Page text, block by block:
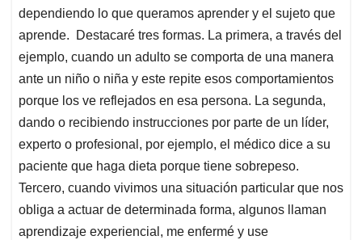
dependiendo lo que queramos aprender y el sujeto que
aprende. Destacaré tres formas. La primera, a través del
ejemplo, cuando un adulto se comporta de una manera
ante un niño o niña y este repite esos comportamientos
porque los ve reflejados en esa persona. La segunda,
dando o recibiendo instrucciones por parte de un líder,
experto o profesional, por ejemplo, el médico dice a su
paciente que haga dieta porque tiene sobrepeso.
Tercero, cuando vivimos una situación particular que nos
obliga a actuar de determinada forma, algunos llaman
aprendizaje experiencial, me enfermé y use